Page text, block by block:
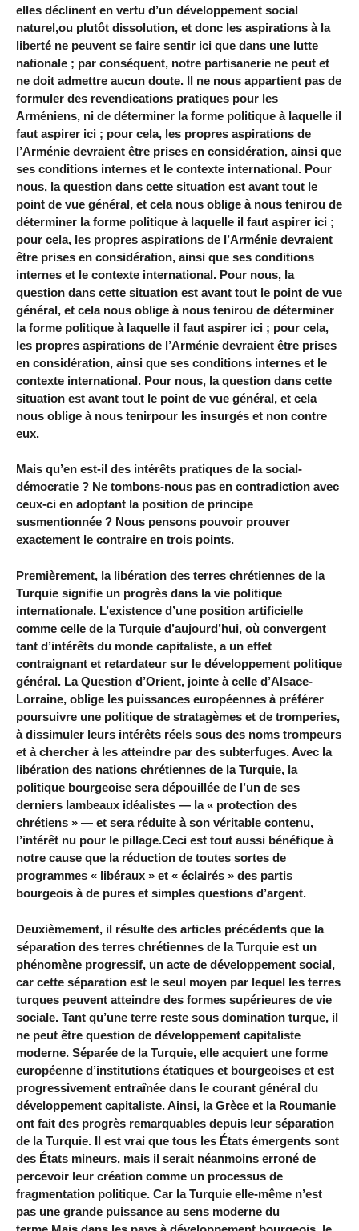
elles déclinent en vertu d’un développement social
naturel,ou plutôt dissolution, et donc les aspirations à la
liberté ne peuvent se faire sentir ici que dans une lutte
nationale ; par conséquent, notre partisanerie ne peut et
ne doit admettre aucun doute. Il ne nous appartient pas de
formuler des revendications pratiques pour les
Arméniens, ni de déterminer la forme politique à laquelle il
faut aspirer ici ; pour cela, les propres aspirations de
l’Arménie devraient être prises en considération, ainsi que
ses conditions internes et le contexte international. Pour
nous, la question dans cette situation est avant tout le
point de vue général, et cela nous oblige à nous tenirou de
déterminer la forme politique à laquelle il faut aspirer ici ;
pour cela, les propres aspirations de l’Arménie devraient
être prises en considération, ainsi que ses conditions
internes et le contexte international. Pour nous, la
question dans cette situation est avant tout le point de vue
général, et cela nous oblige à nous tenirou de déterminer
la forme politique à laquelle il faut aspirer ici ; pour cela,
les propres aspirations de l’Arménie devraient être prises
en considération, ainsi que ses conditions internes et le
contexte international. Pour nous, la question dans cette
situation est avant tout le point de vue général, et cela
nous oblige à nous tenirpour les insurgés et non contre
eux.
Mais qu’en est-il des intérêts pratiques de la social-
démocratie ? Ne tombons-nous pas en contradiction avec
ceux-ci en adoptant la position de principe
susmentionnée ? Nous pensons pouvoir prouver
exactement le contraire en trois points.
Premièrement, la libération des terres chrétiennes de la
Turquie signifie un progrès dans la vie politique
internationale. L’existence d’une position artificielle
comme celle de la Turquie d’aujourd’hui, où convergent
tant d’intérêts du monde capitaliste, a un effet
contraignant et retardateur sur le développement politique
général. La Question d’Orient, jointe à celle d’Alsace-
Lorraine, oblige les puissances européennes à préférer
poursuivre une politique de stratagèmes et de tromperies,
à dissimuler leurs intérêts réels sous des noms trompeurs
et à chercher à les atteindre par des subterfuges. Avec la
libération des nations chrétiennes de la Turquie, la
politique bourgeoise sera dépouillée de l’un de ses
derniers lambeaux idéalistes — la « protection des
chrétiens » — et sera réduite à son véritable contenu,
l’intérêt nu pour le pillage.Ceci est tout aussi bénéfique à
notre cause que la réduction de toutes sortes de
programmes « libéraux » et « éclairés » des partis
bourgeois à de pures et simples questions d’argent.
Deuxièmement, il résulte des articles précédents que la
séparation des terres chrétiennes de la Turquie est un
phénomène progressif, un acte de développement social,
car cette séparation est le seul moyen par lequel les terres
turques peuvent atteindre des formes supérieures de vie
sociale. Tant qu’une terre reste sous domination turque, il
ne peut être question de développement capitaliste
moderne. Séparée de la Turquie, elle acquiert une forme
européenne d’institutions étatiques et bourgeoises et est
progressivement entraînée dans le courant général du
développement capitaliste. Ainsi, la Grèce et la Roumanie
ont fait des progrès remarquables depuis leur séparation
de la Turquie. Il est vrai que tous les États émergents sont
des États mineurs, mais il serait néanmoins erroné de
percevoir leur création comme un processus de
fragmentation politique. Car la Turquie elle-même n’est
pas une grande puissance au sens moderne du